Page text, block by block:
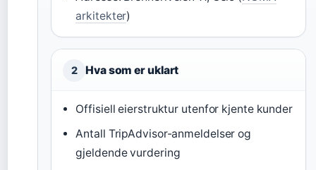
arkitekter)
2 Hva som er uklart
Offisiell eierstruktur utenfor kjente kunder
Antall TripAdvisor-anmeldelser og
gjeldende vurdering